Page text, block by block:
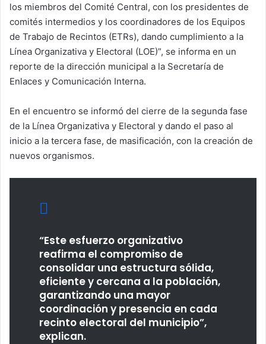
los miembros del Comité Central, con los presidentes de
comités intermedios y los coordinadores de los Equipos
de Trabajo de Recintos (ETRs), dando cumplimiento a la
Línea Organizativa y Electoral (LOE)”, se informa en un
reporte de la dirección municipal a la Secretaría de
Enlaces y Comunicación Interna.
En el encuentro se informó del cierre de la segunda fase
de la Línea Organizativa y Electoral y dando el paso al
inicio a la tercera fase, de masificación, con la creación de
nuevos organismos.
“Este esfuerzo organizativo
reafirma el compromiso de
consolidar una estructura sólida,
eficiente y cercana a la población,
garantizando una mayor
coordinación y presencia en cada
recinto electoral del municipio”,
explican.